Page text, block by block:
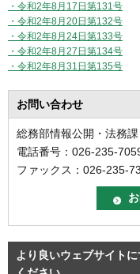
・令和2年8月17日第131号
・令和2年8月20日第132号
・令和2年8月24日第133号
・令和2年8月27日第134号
・令和2年8月31日第135号
お問い合わせ
総務部情報公開・法務課
電話番号：026-235-
ファックス：026-235-
より良いウェブサイト